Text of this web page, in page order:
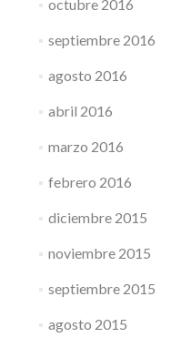
octubre 2016
septiembre 2016
agosto 2016
abril 2016
marzo 2016
febrero 2016
diciembre 2015
noviembre 2015
septiembre 2015
agosto 2015